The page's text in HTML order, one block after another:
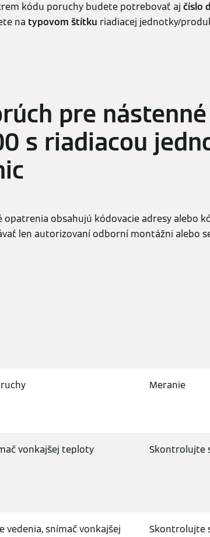
kódu poruchy budete potrebovať aj číslo
na typovom štítku riadiacej jednotky/
pre
s riadiacou
opatrenia obsahujú kódovacie adresy alebo
len autorizovaní odborní montážni alebo
Meranie
vonkajšej teploty Skontrolujte
vedenia, snímač vonkajšej Skontrolujte